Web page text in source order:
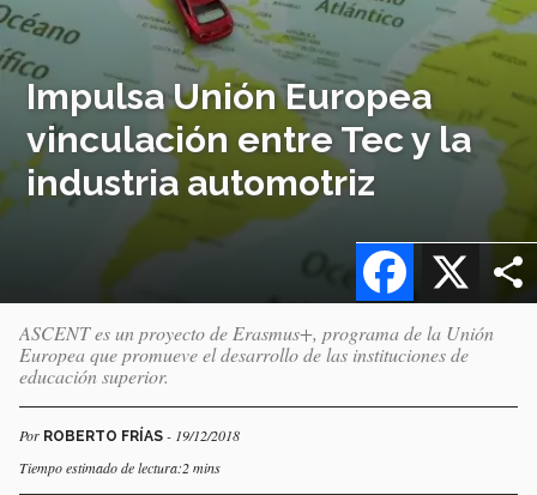
Impulsa Unión Europea
vinculación entre Tec y la
industria automotriz
X
Facebook
ASCENT es un proyecto de Erasmus+, programa de la Unión
Europea que promueve el desarrollo de las instituciones de
educación superior.
Por ROBERTO FRÍAS - 19/12/2018
Tiempo estimado de lectura:2 mins